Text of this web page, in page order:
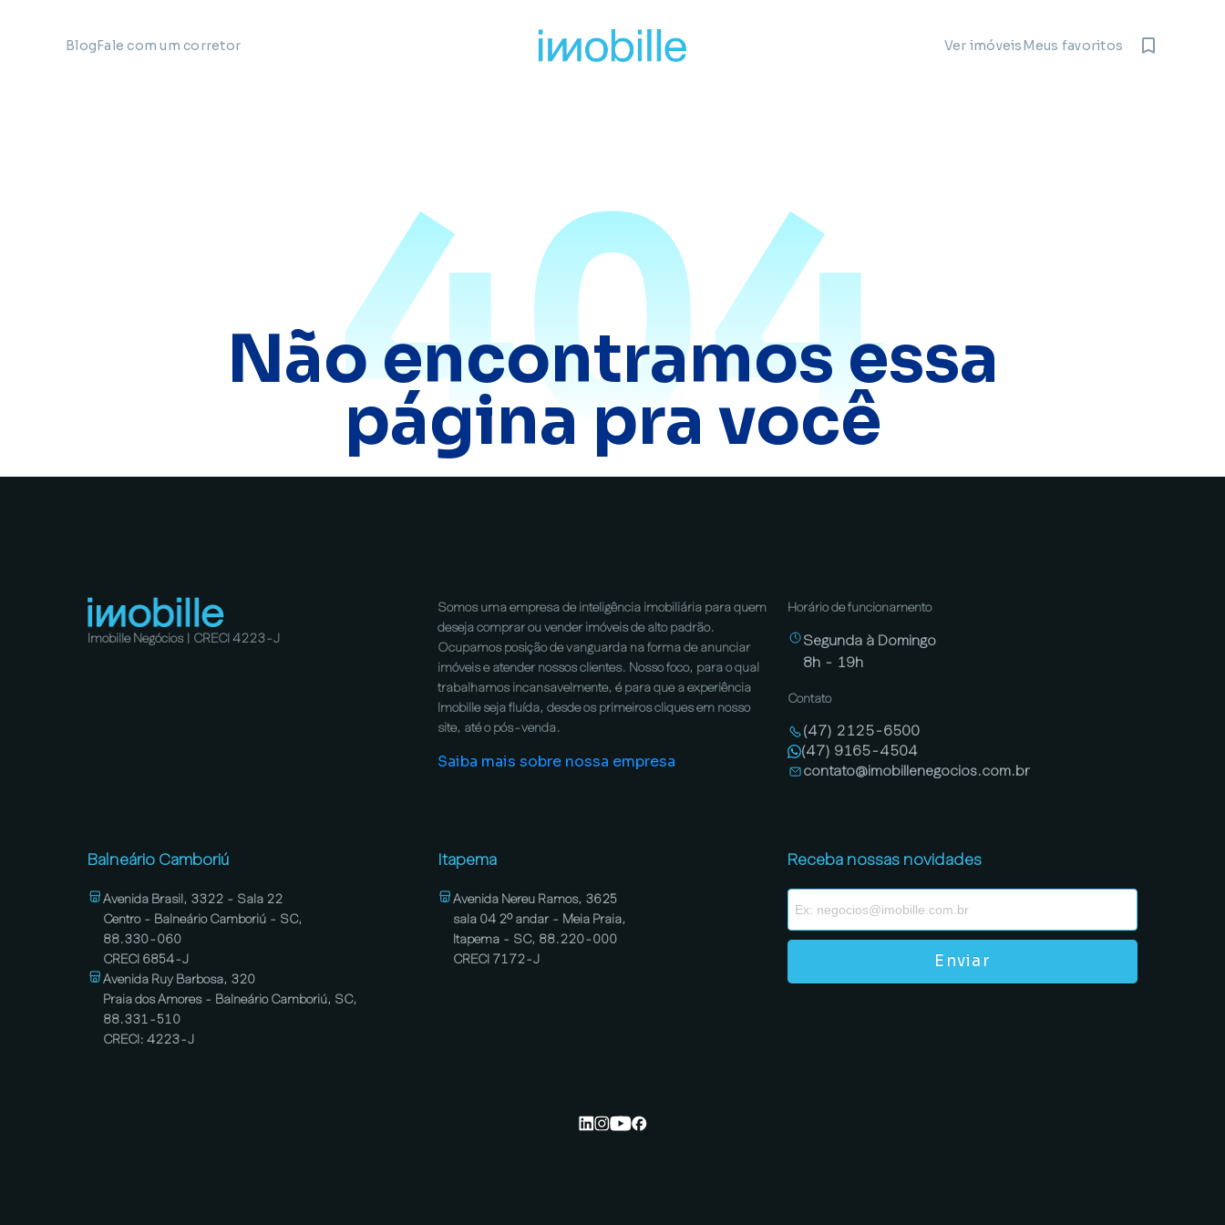
BlogFale com um corretor Ver imóveisMeus favoritos
404
Não encontramos essa
página pra você
Imobille Negócios | CRECI 4223-J
Somos uma empresa de inteligência imobiliária para quem
deseja comprar ou vender imóveis de alto padrão.
Ocupamos posição de vanguarda na forma de anunciar
imóveis e atender nossos clientes. Nosso foco, para o qual
trabalhamos incansavelmente, é para que a experiência
Imobille seja fluída, desde os primeiros cliques em nosso
site, até o pós-venda.
Saiba mais sobre nossa empresa
Horário de funcionamento
Segunda à Domingo
8h - 19h
Contato
(47) 2125-6500
(47) 9165-4504
contato@imobillenegocios.com.br
Balneário Camboriú
Avenida Brasil, 3322 - Sala 22
Centro - Balneário Camboriú - SC,
88.330-060
CRECI 6854-J
Avenida Ruy Barbosa, 320
Praia dos Amores - Balneário Camboriú, SC,
88.331-510
CRECI: 4223-J
Itapema
Avenida Nereu Ramos, 3625
sala 04 2º andar - Meia Praia,
Itapema - SC, 88.220-000
CRECI 7172-J
Receba nossas novidades
Enviar